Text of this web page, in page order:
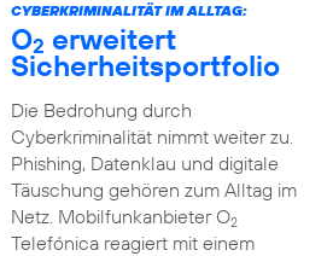
CYBERKRIMINALITÄT IM ALLTAG:
O2 erweitert
Sicherheitsportfolio
Die Bedrohung durch
Cyberkriminalität nimmt weiter zu.
Phishing, Datenklau und digitale
Täuschung gehören zum Alltag im
Netz. Mobilfunkanbieter O2
Telefónica reagiert mit einem